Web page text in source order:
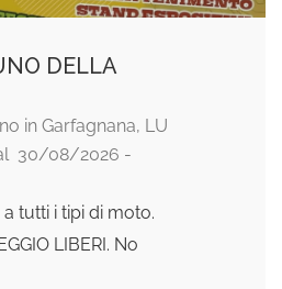
DELLA
in Garfagnana, LU
30/08/2026 -
tutti i tipi di moto.
LIBERI. No